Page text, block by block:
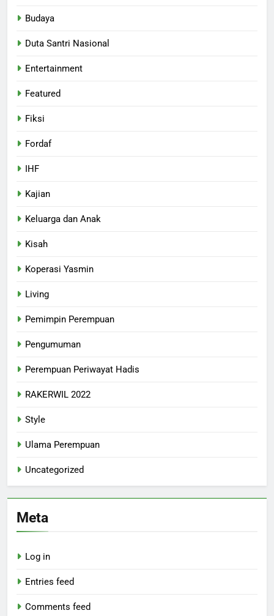
Budaya
Duta Santri Nasional
Entertainment
Featured
Fiksi
Fordaf
IHF
Kajian
Keluarga dan Anak
Kisah
Koperasi Yasmin
Living
Pemimpin Perempuan
Pengumuman
Perempuan Periwayat Hadis
RAKERWIL 2022
Style
Ulama Perempuan
Uncategorized
Meta
Log in
Entries feed
Comments feed